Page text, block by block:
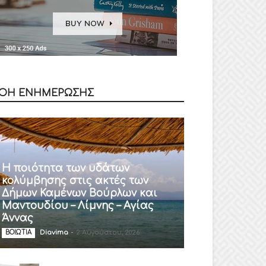
ΕΝΗΜΕΡΩΣΗΣ
Η ποιότητα των υδάτων
κολύμβησης στις ακτές των
Δήμων Καμένων Βούρλων και
Μαντουδίου – Λίμνης – Αγίας
Άννας
ΒΟΙΩΤΙΑ Diavima - 2 Αυγούστου, 2026